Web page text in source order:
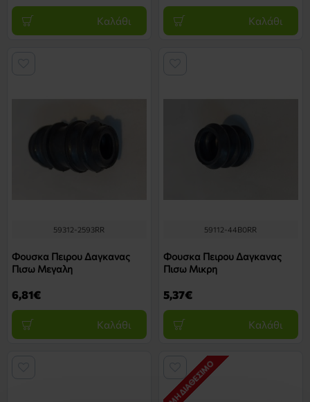
Καλάθι Καλάθι
59312-2593RR
Φουσκα Πειρου Δαγκανας
Πισω Μεγαλη
6,81€
Καλάθι
59112-44B0RR
Φουσκα Πειρου Δαγκανας
Πισω Μικρη
5,37€
Καλάθι
ΜΗ ΔΙΑΘΈΣΙΜΟ